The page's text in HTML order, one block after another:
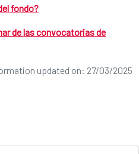
fondo?
de las convocatorias de
updated on: 27/03/2025